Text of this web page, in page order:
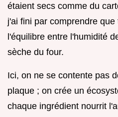
étaient secs comme du
j'ai fini par comprendre
l'équilibre entre l'humidité
sèche du four.
Ici, on ne se contente pas
plaque ; on crée un
chaque ingrédient nourrit